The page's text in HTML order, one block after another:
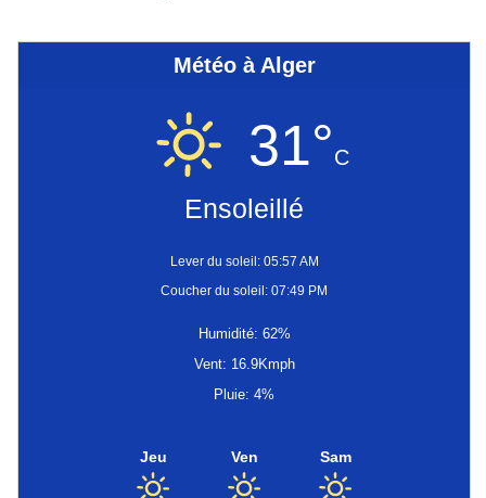
Météo à Alger
31°C
Ensoleillé
Lever du soleil: 05:57 AM
Coucher du soleil: 07:49 PM
Humidité: 62%
Vent: 16.9Kmph
Pluie: 4%
Jeu Ven Sam